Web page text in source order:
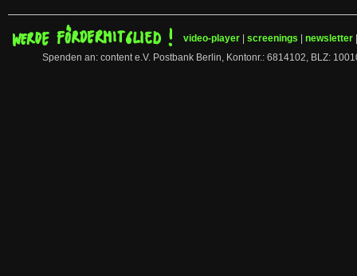
video-player screenings newsletter
Spenden an: content e.V. Postbank Berlin, Kontonr.: 6814102, BLZ: